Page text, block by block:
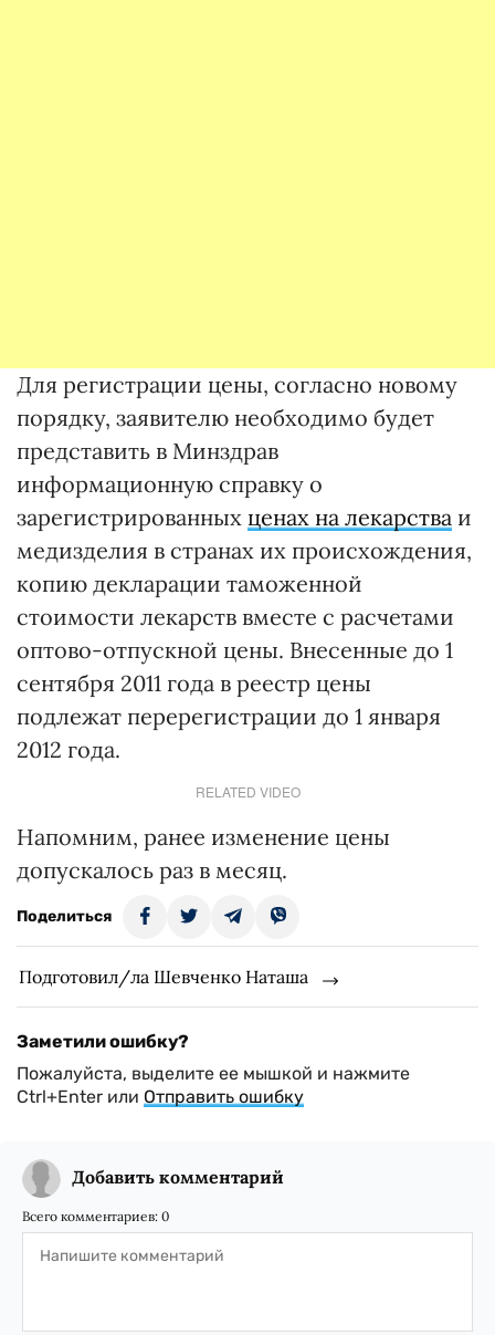
Для регистрации цены, согласно новому
порядку, заявителю необходимо будет
представить в Минздрав
информационную справку о
зарегистрированных ценах на лекарства и
медизделия в странах их происхождения,
копию декларации таможенной
стоимости лекарств вместе с расчетами
оптово-отпускной цены. Внесенные до 1
сентября 2011 года в реестр цены
подлежат перерегистрации до 1 января
2012 года.
RELATED VIDEO
Напомним, ранее изменение цены
допускалось раз в месяц.
Поделиться
Подготовил/ла Шевченко Наташа
Заметили ошибку?
Пожалуйста, выделите ее мышкой и нажмите
Ctrl+Enter или Отправить ошибку
Добавить комментарий
Всего комментариев: 0